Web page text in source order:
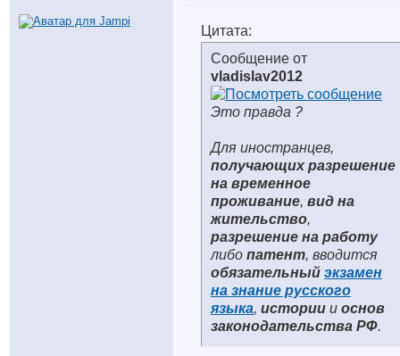
Цитата:
Сообщение от
vladislav2012
Это правда ?
Для иностранцев,
получающих разрешение
на временное
проживание, вид на
жительство,
разрешение на работу
либо патент, вводится
обязательный экзамен
на знание русского
языка, истории и основ
законодательства РФ.